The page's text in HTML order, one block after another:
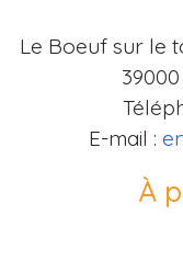
Le Boeuf sur le
39000
E-mail :
À